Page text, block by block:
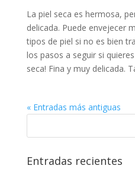
La piel seca es hermosa,
delicada. Puede envejecer
tipos de piel si no es bien
los pasos a seguir si
seca! Fina y muy delicada.
« Entradas más antiguas
Entradas recientes